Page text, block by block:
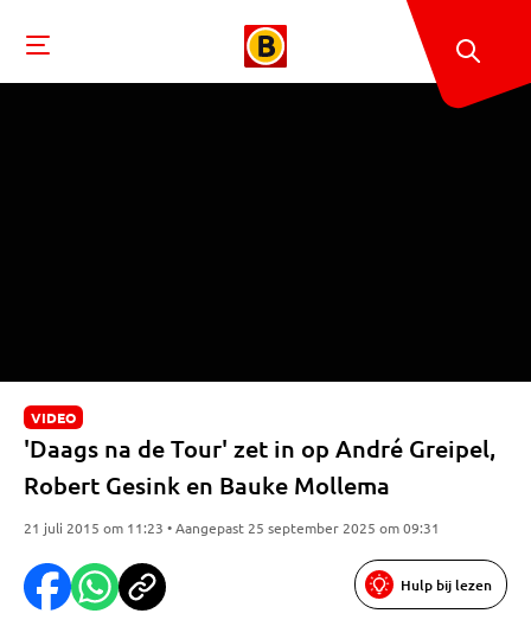
VIDEO
'Daags na de Tour' zet in op André Greipel,
Robert Gesink en Bauke Mollema
21 juli 2015 om 11:23 • Aangepast 25 september 2025 om 09:31
Hulp bij lezen